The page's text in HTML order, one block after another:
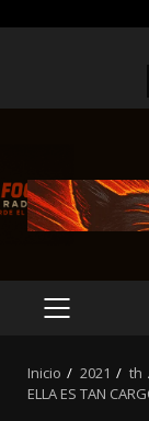
MENÚ
Inicio 2021 th
ELLA ES TAN